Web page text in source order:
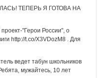
ТЕПЕРЬ Я ГОТОВА НА
"Герои России", о
http://t.co/X3VDozM8 . Для
ведет табун школьников
мужайтесь, 10 лет